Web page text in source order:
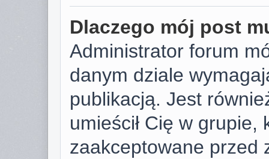
Dlaczego mój post
Administrator forum
danym dziale
publikacją. Jest
umieścił Cię w
zaakceptowane przed